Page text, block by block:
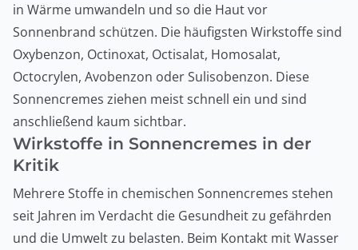
in Wärme umwandeln und so die Haut vor
Sonnenbrand schützen. Die häufigsten Wirkstoffe sind
Oxybenzon, Octinoxat, Octisalat, Homosalat,
Octocrylen, Avobenzon oder Sulisobenzon. Diese
Sonnencremes ziehen meist schnell ein und sind
anschließend kaum sichtbar.
Wirkstoffe in Sonnencremes in der
Kritik
Mehrere Stoffe in chemischen Sonnencremes stehen
seit Jahren im Verdacht die Gesundheit zu gefährden
und die Umwelt zu belasten. Beim Kontakt mit Wasser